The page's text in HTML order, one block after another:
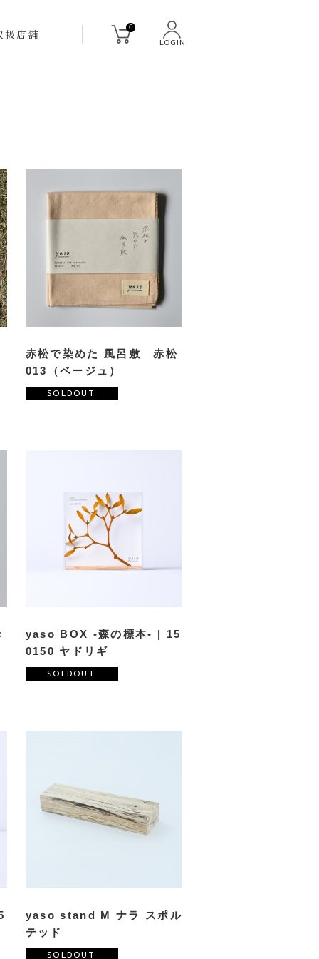
扱店舗
0
LOGIN
赤松で染めた 風呂敷 赤松
013（ベージュ）
SOLDOUT
yaso BOX -森の標本- | 15
0150 ヤドリギ
SOLDOUT
yaso stand M ナラ スポル
テッド
SOLDOUT